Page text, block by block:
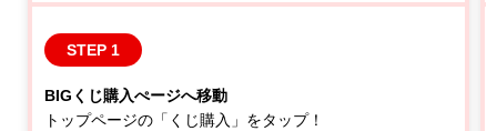
STEP 1
BIGくじ購入ぺージへ移動
トップページの「くじ購入」をタップ！